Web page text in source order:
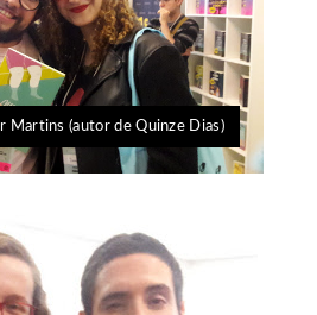
Martins (autor de Quinze Dias)